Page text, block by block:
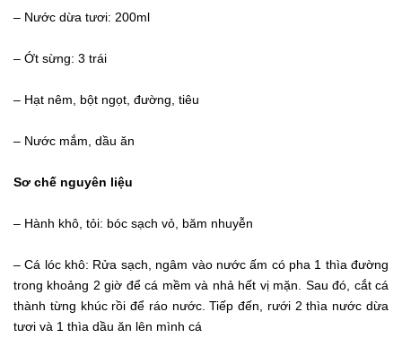
– Nước dừa tươi: 200ml
– Ớt sừng: 3 trái
– Hạt nêm, bột ngọt, đường, tiêu
– Nước mắm, dầu ăn
Sơ chế nguyên liệu
– Hành khô, tỏi: bóc sạch vỏ, băm nhuyễn
– Cá lóc khô: Rửa sạch, ngâm vào nước ấm có pha 1 thìa đường
trong khoảng 2 giờ để cá mềm và nhả hết vị mặn. Sau đó, cắt cá
thành từng khúc rồi để ráo nước. Tiếp đến, rưới 2 thìa nước dừa
tươi và 1 thìa dầu ăn lên mình cá